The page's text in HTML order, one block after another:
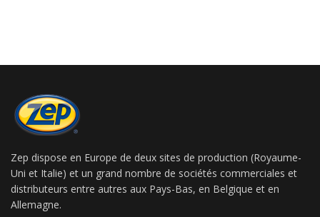
Zep dispose en Europe de deux sites de production (Royaume-
Uni et Italie) et un grand nombre de sociétés commerciales et
distributeurs entre autres aux Pays-Bas, en Belgique et en
Allemagne.